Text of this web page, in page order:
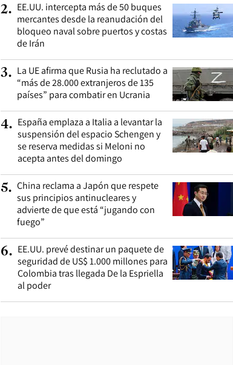
2. EE.UU. intercepta más de 50 buques
mercantes desde la reanudación del
bloqueo naval sobre puertos y costas
de Irán
3. La UE afirma que Rusia ha reclutado a
“más de 28.000 extranjeros de 135
países” para combatir en Ucrania
4. España emplaza a Italia a levantar la
suspensión del espacio Schengen y
se reserva medidas si Meloni no
acepta antes del domingo
5. China reclama a Japón que respete
sus principios antinucleares y
advierte de que está “jugando con
fuego”
6. EE.UU. prevé destinar un paquete de
seguridad de US$ 1.000 millones para
Colombia tras llegada De la Espriella
al poder